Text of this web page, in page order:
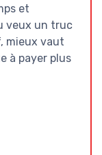
et
veux un truc
mieux vaut
à payer plus